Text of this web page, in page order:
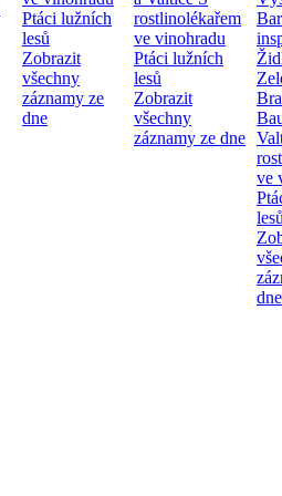
Ptáci lužních
lesů
Zobrazit
všechny
záznamy ze
dne
rostlinolékařem
ve vinohradu
Ptáci lužních
lesů
Zobrazit
všechny
záznamy ze dne
ve
dne